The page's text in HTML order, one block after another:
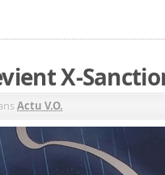
X-
Actu V.O.